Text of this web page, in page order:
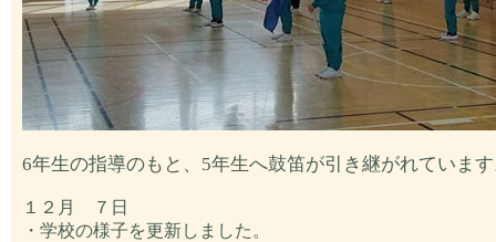
6年生の指導のもと、5年生へ鼓笛が引き継がれていま
１２月 ７日
・学校の様子を更新しました。